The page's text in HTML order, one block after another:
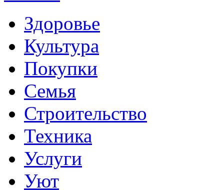
Здоровье
Культура
Покупки
Семья
Строительство
Техника
Услуги
Уют